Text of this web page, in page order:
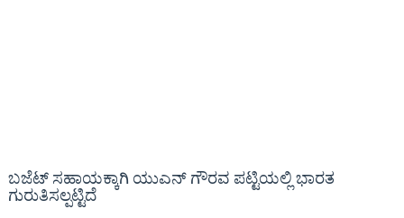
ಬಜೆಟ್ ಸಹಾಯಕ್ಕಾಗಿ ಯುಎನ್ ಗೌರವ ಪಟ್ಟಿಯಲ್ಲಿ ಭಾರತ
ಗುರುತಿಸಲ್ಪಟ್ಟಿದೆ